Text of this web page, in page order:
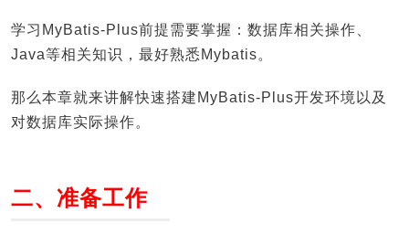
学习MyBatis-Plus前提需要掌握：数据库相关操作、
Java等相关知识，最好熟悉Mybatis。
那么本章就来讲解快速搭建MyBatis-Plus开发环境以及
对数据库实际操作。
二、准备工作